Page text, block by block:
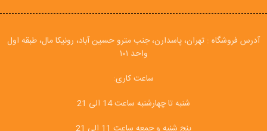
آدرس فروشگاه : تهران، پاسدارن، جنب مترو حسین آباد، رونیکا مال، طبقه اول
واحد ۱۰۱
ساعت کاری:
شنبه تا چهارشنبه ساعت 14 الی 21